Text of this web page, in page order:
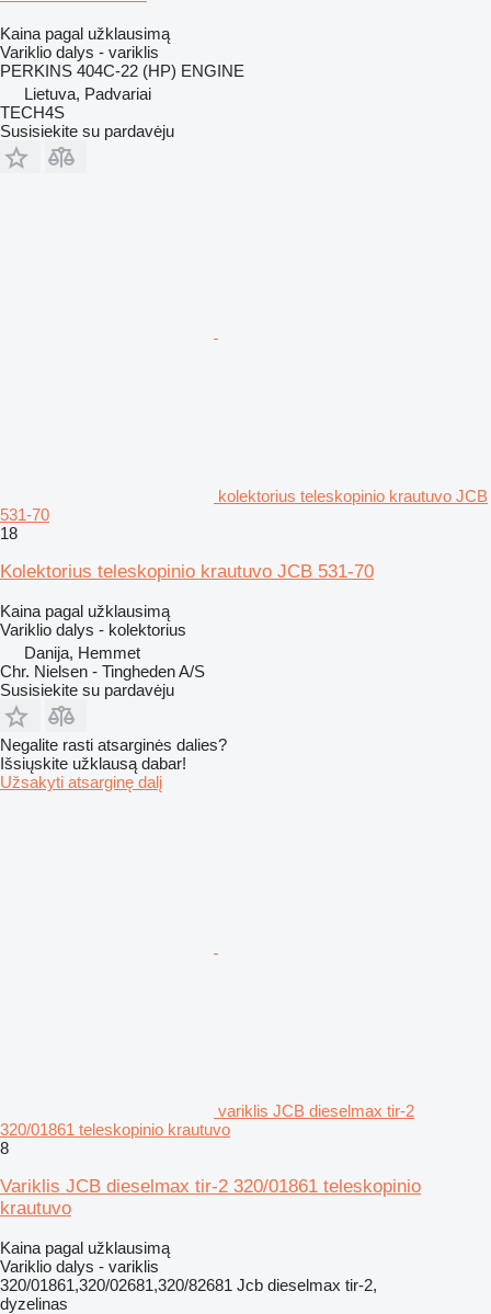
Kaina pagal užklausimą
Variklio dalys - variklis
PERKINS 404C-22 (HP) ENGINE
Lietuva, Padvariai
TECH4S
Susisiekite su pardavėju
kolektorius teleskopinio krautuvo JCB
531-70
18
Kolektorius teleskopinio krautuvo JCB 531-70
Kaina pagal užklausimą
Variklio dalys - kolektorius
Danija, Hemmet
Chr. Nielsen - Tingheden A/S
Susisiekite su pardavėju
Negalite rasti atsarginės dalies?
Išsiųskite užklausą dabar!
Užsakyti atsarginę dalį
variklis JCB dieselmax tir-2
320/01861 teleskopinio krautuvo
8
Variklis JCB dieselmax tir-2 320/01861 teleskopinio
krautuvo
Kaina pagal užklausimą
Variklio dalys - variklis
320/01861,320/02681,320/82681 Jcb dieselmax tir-2,
dyzelinas